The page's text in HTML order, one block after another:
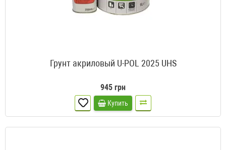
Грунт акриловый U-POL 2025 UHS
945 грн
Купить